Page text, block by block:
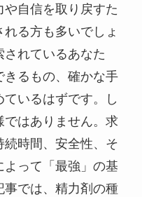
自信を取り戻すた
る方も多いでしょ
されているあなた
きるもの、確かな手
いるはずです。し
ではありません。求
時間、安全性、そ
よって「最強」の基
では、精力剤の種